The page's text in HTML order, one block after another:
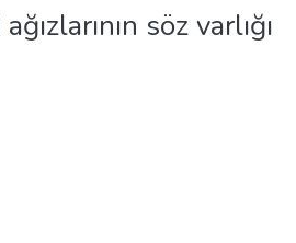
söz varlığı